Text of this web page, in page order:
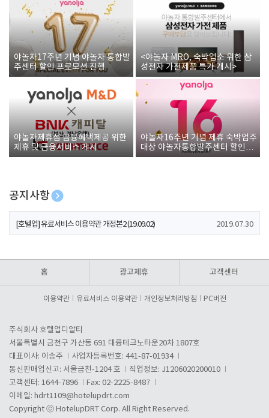
야놀자17주년 기념 야놀자 통합발
주센터 할인 프로모션 진행
<야놀자 MRO, 숙박업소 위한 삼
성전자 가전제품 특가 개시>
야놀자제휴점 금융혜택제공 위한
제휴 및 금융서비스 게시
야놀자16주년 기념 제휴 숙박업주
대상 야놀자통합발주센터 할인쿠
폰 증정
공지사항
[호텔업] 개인정보 처리방침 개정본1 (19.09.02)
[호텔업] 유료서비스 이용약관 개정본2 (19.09.02) 2019.07.30
홈 광고제휴 고객센터
이용약관 유료서비스 이용약관 개인정보처리방침 PC버전
주식회사 호텔업디알티
서울특별시 금천구 가산동 691 대륭테크노타운20차 1807호
대표이사: 이송주
사업자등록번호: 441-87-01934
통신판매업신고: 서울금천-1204 호
직업정보: J1206020200010
고객센터: 1644-7896
Fax: 02-2225-8487
이메일: hdrt1109@hotelupdrt.com
Copyright ⓒ HotelupDRT Corp. All Right Reserved.